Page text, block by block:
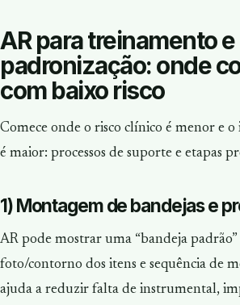
AR para treinamento e
padronização: onde
com baixo risco
Comece onde o risco clínico é menor e
é maior: processos de suporte e etapas
1) Montagem de bandejas e
AR pode mostrar uma “bandeja
foto/contorno dos itens e sequência de
ajuda a reduzir falta de instrumental,